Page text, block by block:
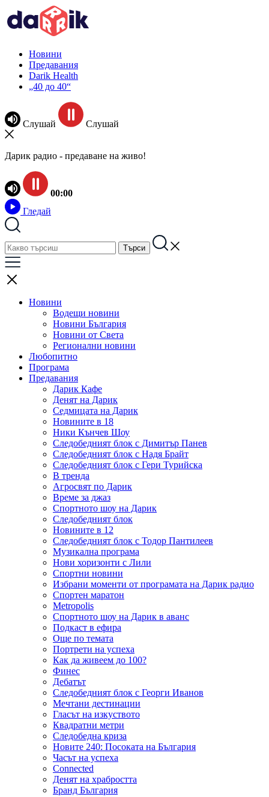
Новини
Предавания
Darik Health
„40 до 40“
Слушай Слушай
Дарик радио - предаване на живо!
00:00
Гледай
Новини
Водещи новини
Новини България
Новини от Света
Регионални новини
Любопитно
Програма
Предавания
Дарик Кафе
Денят на Дарик
Седмицата на Дарик
Новините в 18
Ники Кънчев Шоу
Следобедният блок с Димитър Панев
Следобедният блок с Надя Брайт
Следобедният блок с Гери Турийска
В тренда
Агросвят по Дарик
Време за джаз
Спортното шоу на Дарик
Следобедният блок
Новините в 12
Следобедният блок с Тодор Пантилеев
Музикална програма
Нови хоризонти с Лили
Спортни новини
Избрани моменти от програмата на Дарик радио
Спортен маратон
Metropolis
Спортното шоу на Дарик в аванс
Подкаст в ефира
Още по темата
Портрети на успеха
Как да живеем до 100?
Финес
Дебатът
Следобедният блок с Георги Иванов
Мечтани дестинации
Гласът на изкуството
Квадратни метри
Следобедна криза
Новите 240: Посоката на България
Часът на успеха
Connected
Денят на храбростта
Бранд България